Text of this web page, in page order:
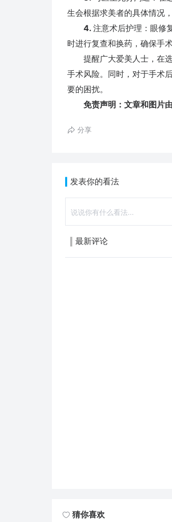
生会根据求美者的具体情况
4. 注意术后护理：眼修
时进行复查和换药，确保手术
提醒广大爱美人士，在选
手术风险。同时，对于手术
要的困扰。
免责声明：文章和图片由
分享
发表你的看法
最新评论
猜你喜欢